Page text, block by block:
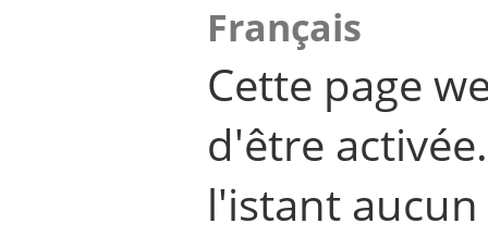
Français
Cette page
d'être
l'istant